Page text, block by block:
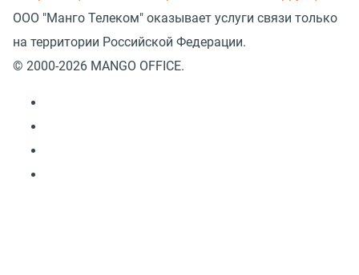
ООО "Манго Телеком" оказывает услуги связи только
на территории Российской Федерации.
© 2000-2026 MANGO OFFICE.